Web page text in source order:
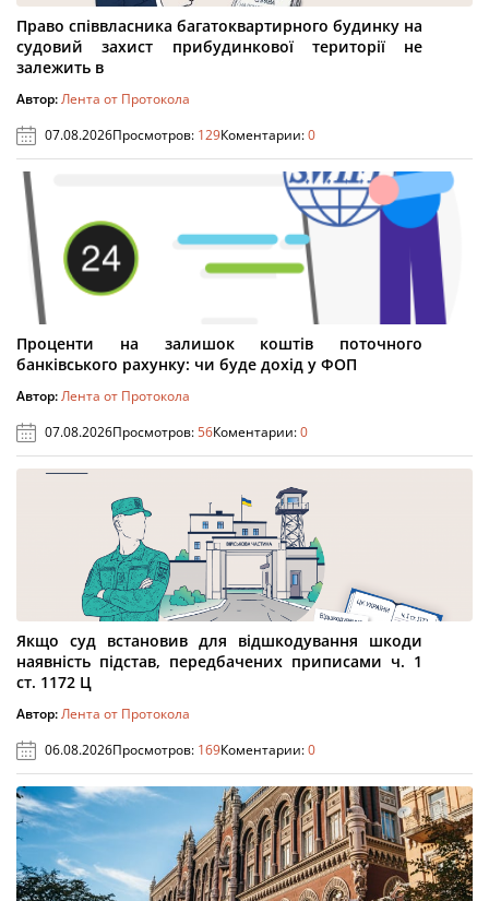
Право співвласника багатоквартирного будинку на
судовий захист прибудинкової території не
залежить в
Автор:Лента от Протокола
07.08.2026Просмотров: 129Коментарии:0
Проценти на залишок коштів поточного
банківського рахунку: чи буде дохід у ФОП
Автор:Лента от Протокола
07.08.2026Просмотров:56Коментарии:0
Якщо суд встановив для відшкодування шкоди
наявність підстав, передбачених приписами ч. 1
ст. 1172 Ц
Автор:Лента от Протокола
06.08.2026Просмотров: 169Коментарии:0